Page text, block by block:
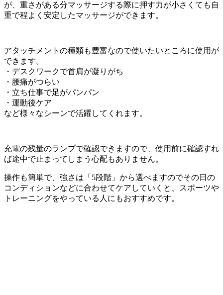
が、重さがある分マッサージする際に押す力が小さくても自
重で程よく安定したマッサージができます。
アタッチメントの種類も豊富なので使いたいところに使用が
できます。
・デスクワークで首肩が凝りがち
・腰痛がつらい
・立ち仕事で足がパンパン
・運動後ケア
など様々なシーンで活躍してくれます。
充電の残量のランプで確認できますので、使用前に確認すれ
ば途中で止まってしまう心配もありません。
操作も簡単で、強さは「5段階」から選べますのでその日の
コンディションなどに合わせてケアしていくと、スポーツや
トレーニングをやっている人にもおすすめです。